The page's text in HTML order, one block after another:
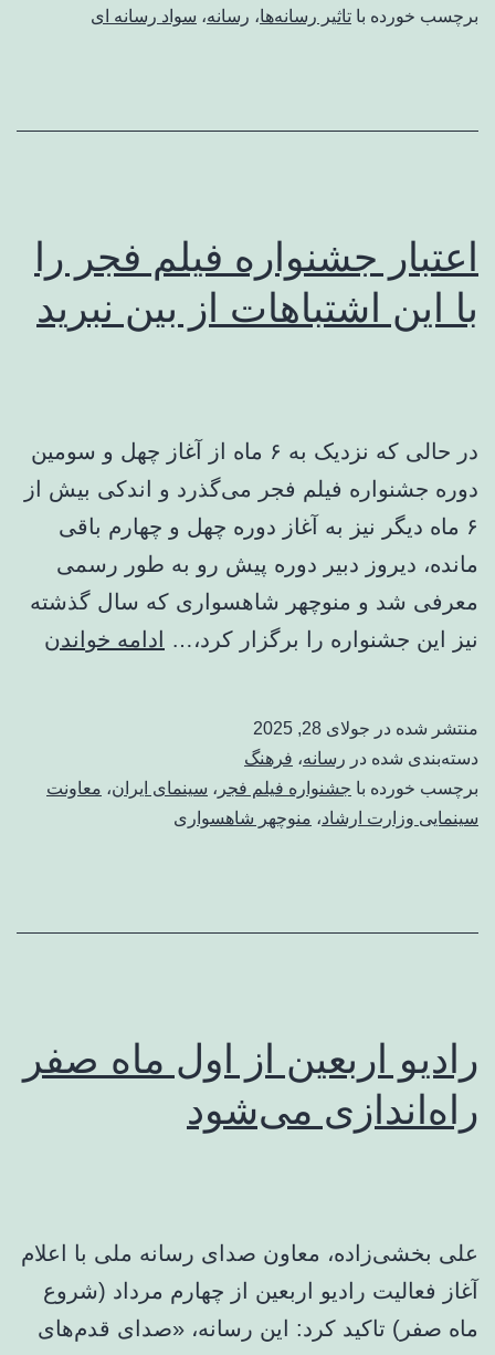
برچسب خورده با تاثیر رسانه‌ها، رسانه، سواد رسانه ای
اعتبار جشنواره فیلم فجر را
با این اشتباهات از بین نبرید
در حالی که نزدیک به ۶ ماه از آغاز چهل و سومین
دوره جشنواره فیلم فجر می‌گذرد و اندکی بیش از
۶ ماه دیگر نیز به آغاز دوره چهل و چهارم باقی
مانده، دیروز دبیر دوره پیش رو به طور رسمی
معرفی شد و منوچهر شاهسواری که سال گذشته
نیز این جشنواره را برگزار کرد،… ادامه خواندن
از
منتشر شده در جولای 28, 2025
دسته‌بندی شده در رسانه، فرهنگ
برچسب خورده با جشنواره فیلم فجر ، سینمای ایران، معاونت
سینمایی وزارت ارشاد، منوچهر شاهسواری
رادیو اربعین از اول ماه صفر
راه‌اندازی می‌شود
علی بخشی‌زاده، معاون صدای رسانه ملی با اعلام
آغاز فعالیت رادیو اربعین از چهارم مرداد (شروع
ماه صفر) تاکید کرد: این رسانه، «صدای قدم‌های